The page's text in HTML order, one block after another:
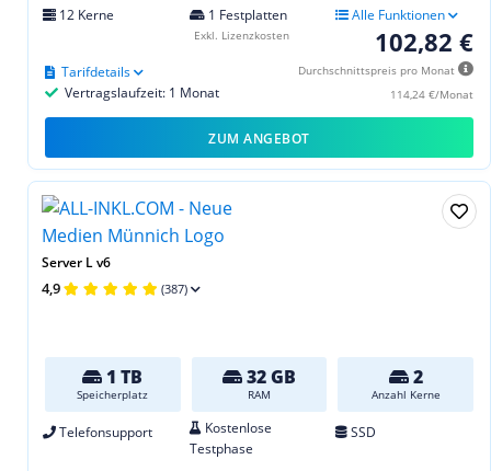
12 Kerne
1 Festplatten Alle Funktionen
102,82 €
Durchschnittspreis pro Monat
114,24 €/Monat
Vertragslaufzeit: 1 Monat
Tarifdetails
Exkl. Lizenzkosten
ZUM ANGEBOT
Server L v6
4,9 (387)
1 TB
Speicherplatz
32 GB
RAM
2
Anzahl Kerne
Telefonsupport
Kostenlose
Testphase
SSD